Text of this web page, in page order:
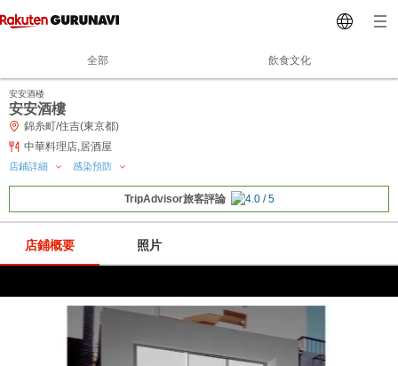
全部 飲食文化
安安酒楼
安安酒樓
錦糸町/住吉(東京都)
中華料理店,居酒屋
店鋪詳細 感染預防
TripAdvisor旅客評論
店鋪概要 照片